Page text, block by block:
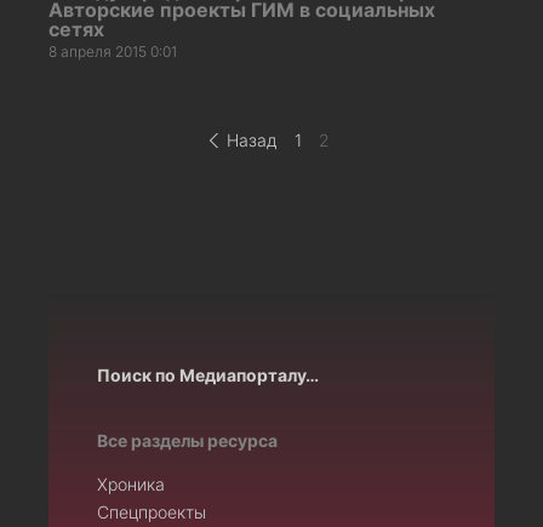
Авторские проекты ГИМ в социальных
сетях
8 апреля 2015 0:01
Назад 1 2
Поиск по Медиапорталу…
Все разделы ресурса
Хроника
Спецпроекты